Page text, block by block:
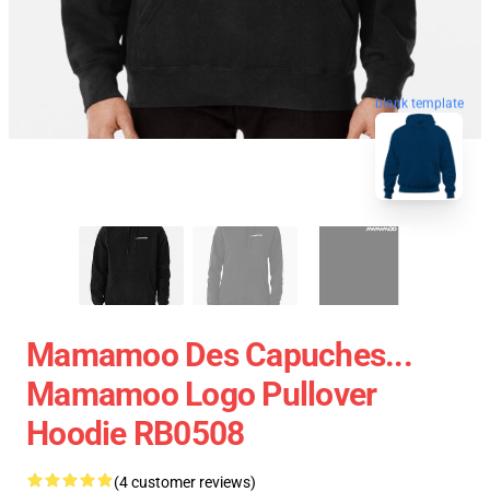
blank template
Mamamoo Des Capuches...
Mamamoo Logo Pullover
Hoodie RB0508
(4 customer reviews)